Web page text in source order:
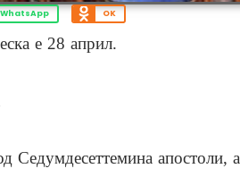
WhatsApp OK
е 28 април.
Седумдесеттемина апостоли, а